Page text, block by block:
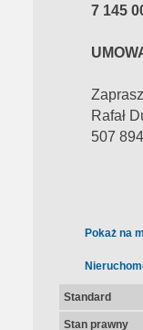
7 145
Rafał
507
Pokaż na
Standard
Stan prawny